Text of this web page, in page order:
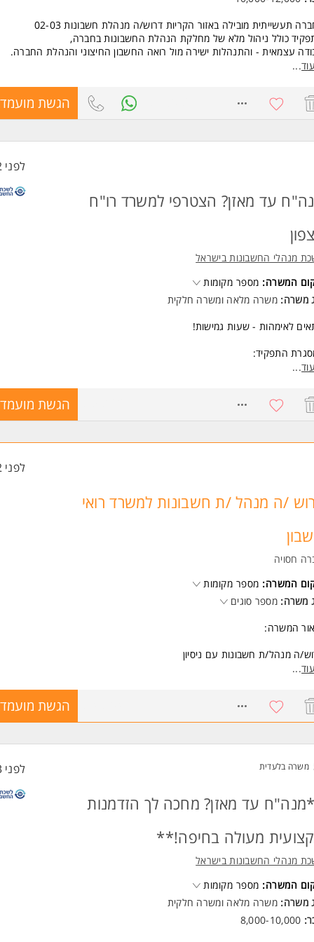
תעשייתית מובילה באזור הקריות דרוש/ה מנהלת חשבונות 02-03
כולל ניהול מלא של מחלקת הנהלת החשבונות בחברה,
עצמאית - והתנהלות ישירה מול רואה החשבון החיצוני והנהלת החברה.
חשבונות -ן ספקים, לקוחות, בנקים, חשבוניות הצעות מחיר
חשבוניות, קליטת חשבוניות ספקים ודיווחים למוסדות.
התפקיד:
הנהלת חשבונות סוג 2-3 חובה
מוכח בתפקיד -תחום ספקים
בחברה תעשייתית יתרון
עוד...
הגשת
לפני 2 שעות
עד מאזן? הצטרפי למשרד רו"ח
מנהלי החשבונות בישראל
המשרה: מספר מקומות
משרה: משרה מלאה ומשרה חלקית
לאימהות - שעות גמישות!
התפקיד:
כפולה עד מאזן
בהגשת עד מאזן ממשרד רו"ח- חובה
בתוכנת חשבשבת - חובה
עוד...
הגשת
לפני 2 שעות
/ה מנהל /ת חשבונות למשרד רואי
חסויה
המשרה: מספר מקומות
משרה: מספר סוגים
המשרה:
ה מנהל/ת חשבונות עם ניסיון
עם עצמאיים וחברות,
המשרה: חצי משרה
מיועדת לנשים ולגברים כאחד.
עוד...
הגשת
משרה בלעדית לפני 3 שעות
עד מאזן? מחכה לך הזדמנות
מעולה בחיפה!**
מנהלי החשבונות בישראל
המשרה: מספר מקומות
משרה: משרה מלאה ומשרה חלקית
8,000-10,000